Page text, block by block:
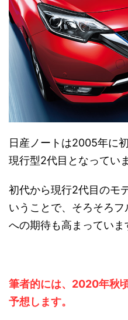
日産ノートは2005年に
現行型2代目となっていま
初代から現行2代目のモ
いうことで、そろそろ
への期待も高まっていま
筆者的には、2020年秋
予想します。